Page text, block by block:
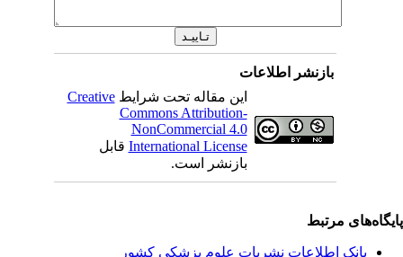
بازنشر اطلاعات
این مقاله تحت شرایطCreative
Commons Attribution-
NonCommercial 4.0
International Licenseقابل
بازنشر است.
مرتبط
بانک اطلاعات نشریات علوم پزشکی کشور